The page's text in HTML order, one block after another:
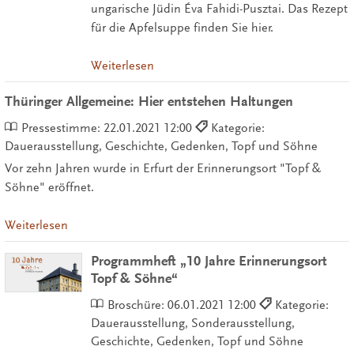
ungarische Jüdin Éva Fahidi-Pusztai. Das Rezept
für die Apfelsuppe finden Sie hier.
Weiterlesen
Thüringer Allgemeine: Hier entstehen Haltungen
Pressestimme: 22.01.2021 12:00
Kategorie:
Dauerausstellung, Geschichte, Gedenken, Topf und Söhne
Vor zehn Jahren wurde in Erfurt der Erinnerungsort "Topf &
Söhne" eröffnet.
Weiterlesen
Programmheft „10 Jahre Erinnerungsort
Topf & Söhne“
Broschüre: 06.01.2021 12:00
Kategorie:
Dauerausstellung, Sonderausstellung,
Geschichte, Gedenken, Topf und Söhne